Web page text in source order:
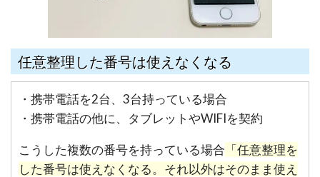
任意整理した番号は使えなくなる
・携帯電話を2台、3台持っている場合
・携帯電話の他に、タブレットやWIFIを契約
こうした複数の番号を持っている場合 「任意整理を
した番号は使えなくなる。それ以外はそのまま使え